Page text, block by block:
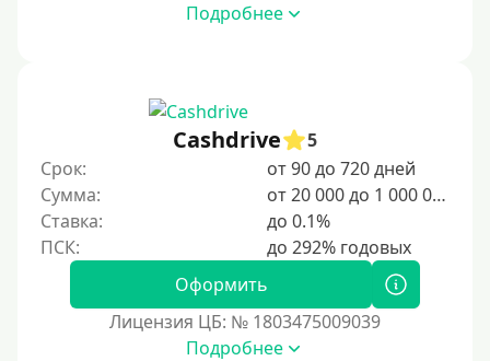
6000 руб
7000 руб
8000 руб
10000 руб
Подробнее
Cashdrive
5
Срок:
от 90 до 720 дней
Сумма:
от 20 000 до 1 000 000 ₽
Ставка:
до 0.1%
Оформить
Лицензия ЦБ: № 1803475009039
Подробнее